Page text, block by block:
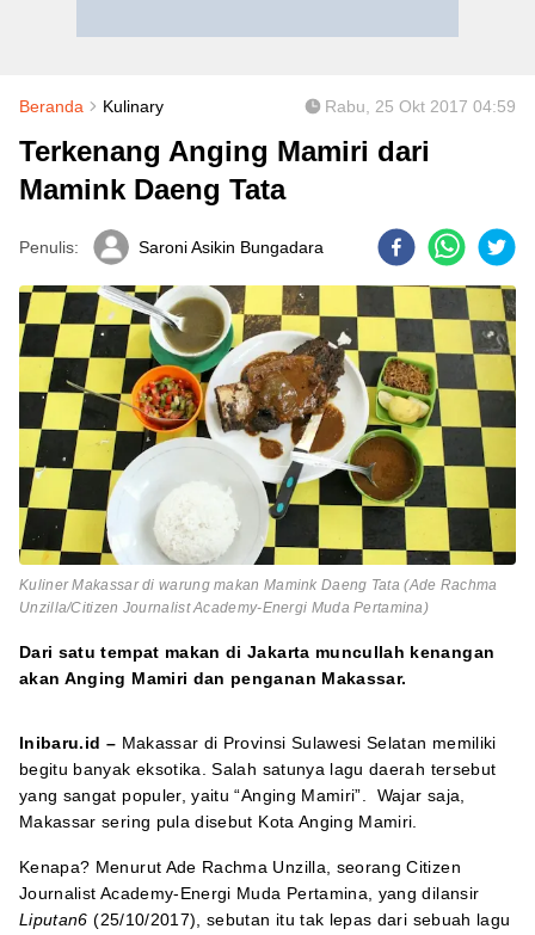
Beranda Kulinary Rabu, 25 Okt 2017 04:59
Terkenang Anging Mamiri dari
Mamink Daeng Tata
Penulis: Saroni Asikin Bungadara
Kuliner Makassar di warung makan Mamink Daeng Tata (Ade Rachma
Unzilla/Citizen Journalist Academy-Energi Muda Pertamina)
Dari satu tempat makan di Jakarta muncullah kenangan
akan Anging Mamiri dan penganan Makassar.
Inibaru.id – Makassar di Provinsi Sulawesi Selatan memiliki
begitu banyak eksotika. Salah satunya lagu daerah tersebut
yang sangat populer, yaitu “Anging Mamiri”. Wajar saja,
Makassar sering pula disebut Kota Anging Mamiri.
Kenapa? Menurut Ade Rachma Unzilla, seorang Citizen
Journalist Academy-Energi Muda Pertamina, yang dilansir
Liputan6 (25/10/2017), sebutan itu tak lepas dari sebuah lagu